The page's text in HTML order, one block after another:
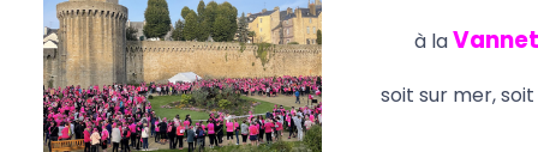
à la
soit sur mer,